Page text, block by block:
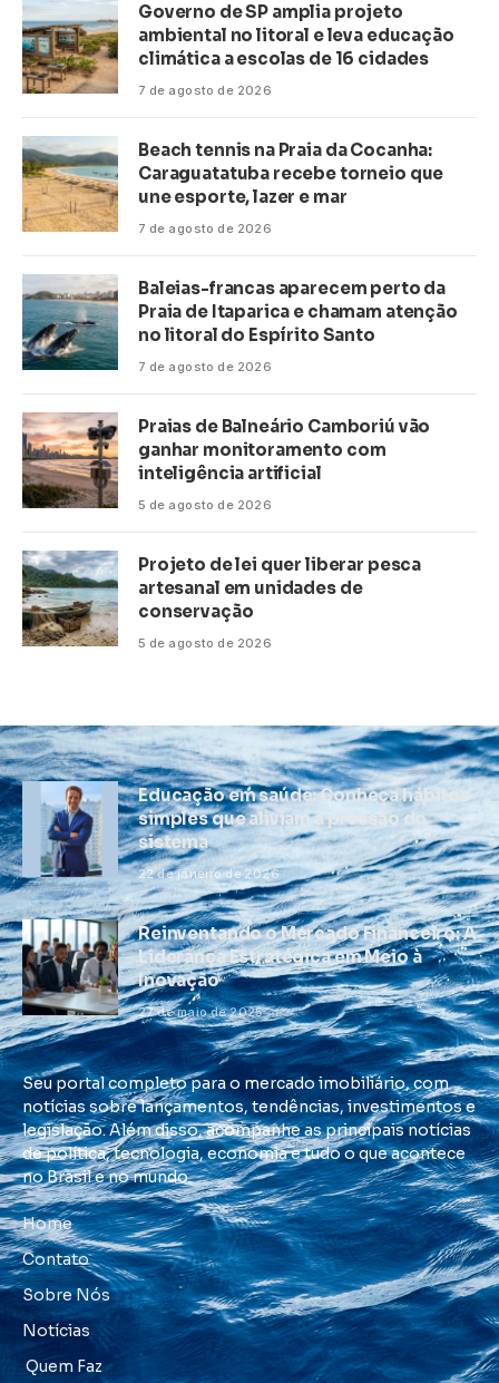
Governo de SP amplia projeto
ambiental no litoral e leva educação
climática a escolas de 16 cidades
7 de agosto de 2026
Beach tennis na Praia da Cocanha:
Caraguatatuba recebe torneio que
une esporte, lazer e mar
7 de agosto de 2026
Baleias-francas aparecem perto da
Praia de Itaparica e chamam atenção
no litoral do Espírito Santo
7 de agosto de 2026
Praias de Balneário Camboriú vão
ganhar monitoramento com
inteligência artificial
5 de agosto de 2026
Projeto de lei quer liberar pesca
artesanal em unidades de
conservação
5 de agosto de 2026
Educação em saúde: Conheça hábitos
simples que aliviam a pressão do
sistema
22 de janeiro de 2026
Reinventando o Mercado Financeiro: A
Liderança Estratégica em Meio à
Inovação
27 de maio de 2025
Seu portal completo para o mercado imobiliário, com
notícias sobre lançamentos, tendências, investimentos e
legislação. Além disso, acompanhe as principais notícias
de política, tecnologia, economia e tudo o que acontece
no Brasil e no mundo.
Home
Contato
Sobre Nós
Notícias
Quem Faz